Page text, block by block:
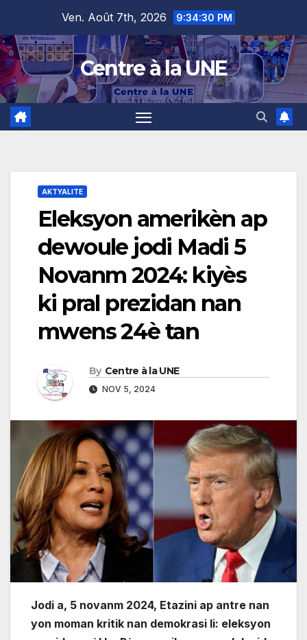
content
Ven. Août 7th, 2026 9:34:31 PM
Centre à la UNE
AKTYALITE
Eleksyon amerikèn ap
dewoule jodi Madi 5
Novanm 2024: kiyès
ki pral prezidan nan
mwens 24è tan
By Centre à la UNE
NOV 5, 2024
Jodi a, 5 novanm 2024, Etazini ap antre nan
yon moman kritik nan demokrasi li: eleksyon